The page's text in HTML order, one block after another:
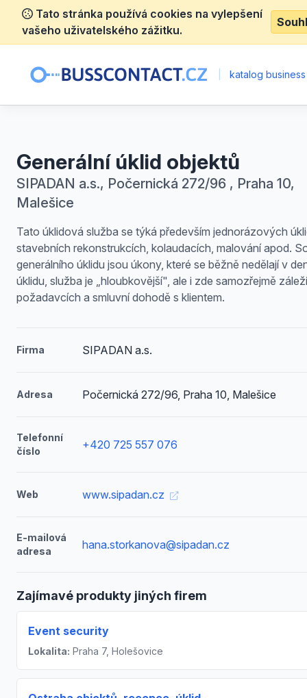
Tato stránka používá cookies na vylepšení
vašeho uživatelského zážitku.
katalog
Generální úklid objektů
SIPADAN a.s., Počernická 272/96 , Praha 10,
Malešice
Tato úklidová služba se týká především jednorázových
stavebních rekonstrukcích, kolaudacích, malování apod.
generálního úklidu jsou úkony, které se běžně nedělají v
úklidu, služba je „hloubkovější", ale i zde samozřejmě
požadavcích a smluvní dohodě s klientem.
Firma SIPADAN a.s.
Adresa Počernická 272/96, Praha 10, Malešice
Telefonní
číslo
+420 725 557 076
Web www.sipadan.cz
E-mailová
adresa
hana.storkanova@sipadan.cz
Zajímavé produkty jiných firem
Event security
Lokalita: Praha 7, Holešovice